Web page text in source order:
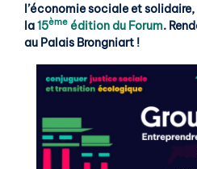
l’économie sociale et
la15ème édition du Forum.
au Palais Brongniart !